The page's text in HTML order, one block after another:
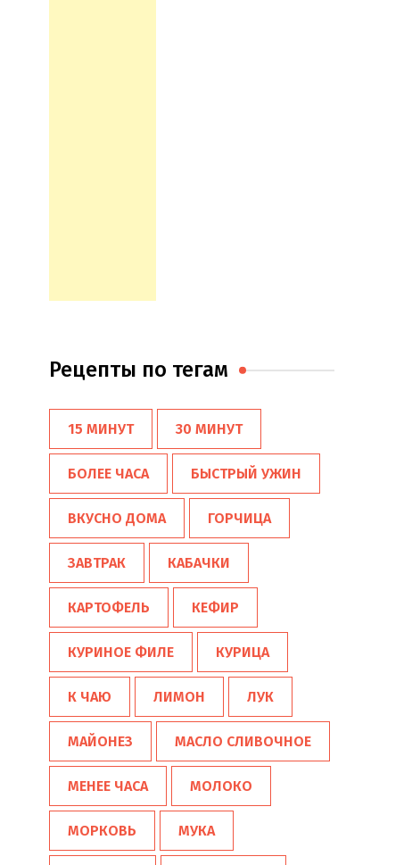
Рецепты по тегам
15 МИНУТ 30 МИНУТ
БОЛЕЕ ЧАСА БЫСТРЫЙ УЖИН
ВКУСНО ДОМА ГОРЧИЦА
ЗАВТРАК КАБАЧКИ
КАРТОФЕЛЬ КЕФИР
КУРИНОЕ ФИЛЕ КУРИЦА
К ЧАЮ ЛИМОН ЛУК
МАЙОНЕЗ МАСЛО СЛИВОЧНОЕ
МЕНЕЕ ЧАСА МОЛОКО
МОРКОВЬ МУКА